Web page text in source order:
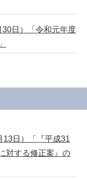
日）「令和元年度
13日）「『平成31
対する修正案』の